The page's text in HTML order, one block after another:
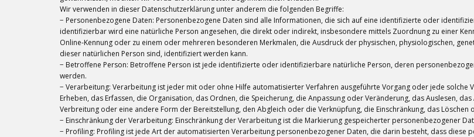
Wir verwenden in dieser Datenschutzerklärung unter anderem die folgenden Begriffe:
− Personenbezogene Daten: Personenbezogene Daten sind alle Informationen, die sich auf eine identifizierte oder
identifizierbar wird eine natürliche Person angesehen, die direkt oder indirekt, insbesondere mittels Zuordnung zu einer
Online-Kennung oder zu einem oder mehreren besonderen Merkmalen, die Ausdruck der physischen, physiologischen,
dieser natürlichen Person sind, identifiziert werden kann.
− Betroffene Person: Betroffene Person ist jede identifizierte oder identifizierbare natürliche Person, deren
werden.
− Verarbeitung: Verarbeitung ist jeder mit oder ohne Hilfe automatisierter Verfahren ausgeführte Vorgang oder jede
Erheben, das Erfassen, die Organisation, das Ordnen, die Speicherung, die Anpassung oder Veränderung, das Auslesen,
Verbreitung oder eine andere Form der Bereitstellung, den Abgleich oder die Verknüpfung, die Einschränkung, das Löschen
− Einschränkung der Verarbeitung: Einschränkung der Verarbeitung ist die Markierung gespeicherter personenbezogener
− Profiling: Profiling ist jede Art der automatisierten Verarbeitung personenbezogener Daten, die darin besteht, dass diese